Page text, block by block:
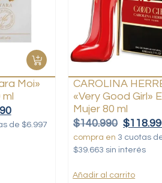
Moi»
de $6.997
CAROLINA
«Very Good Girl»
Mujer 80 ml
$140.990 $
compra en 3 cuotas
$39.663 sin interés
Añadir al carrito